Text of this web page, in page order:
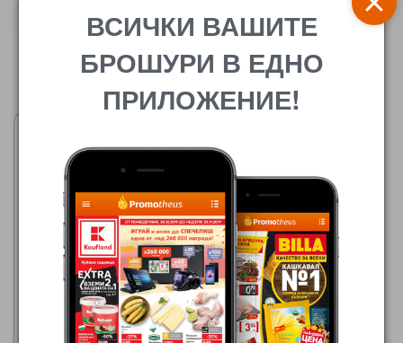
Цената
Практикер
30.07.2026 - 19.08.2026
ВСИЧКИ ВАШИТЕ
БРОШУРИ В ЕДНО
ПРИЛОЖЕНИЕ!